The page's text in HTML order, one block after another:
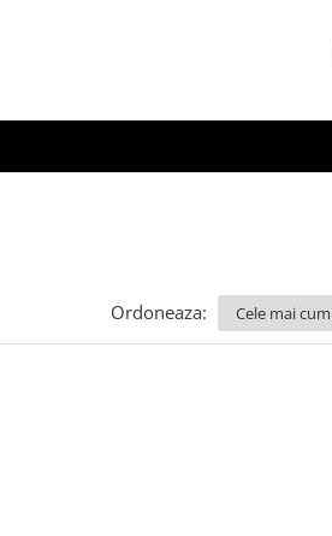
Ordoneaza: